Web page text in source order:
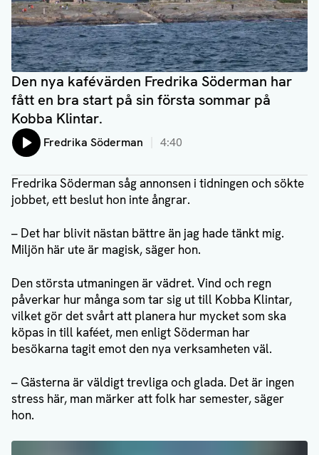
Den nya kafévärden Fredrika Söderman har
fått en bra start på sin första sommar på
Kobba Klintar.
Lyssna på:
Fredrika Söderman 4:40
Fredrika Söderman såg annonsen i tidningen och sökte
jobbet, ett beslut hon inte ångrar.
– Det har blivit nästan bättre än jag hade tänkt mig.
Miljön här ute är magisk, säger hon.
Den största utmaningen är vädret. Vind och regn
påverkar hur många som tar sig ut till Kobba Klintar,
vilket gör det svårt att planera hur mycket som ska
köpas in till kaféet, men enligt Söderman har
besökarna tagit emot den nya verksamheten väl.
– Gästerna är väldigt trevliga och glada. Det är ingen
stress här, man märker att folk har semester, säger
hon.